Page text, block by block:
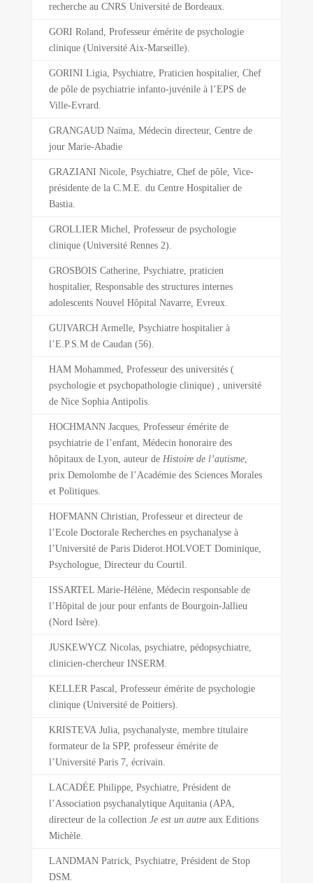
recherche au CNRS Université de Bordeaux.
GORI Roland, Professeur émérite de psychologie
clinique (Université Aix-Marseille).
GORINI Ligia, Psychiatre, Praticien hospitalier, Chef
de pôle de psychiatrie infanto-juvénile à l’EPS de
Ville-Evrard.
GRANGAUD Naïma, Médecin directeur, Centre de
jour Marie-Abadie
GRAZIANI Nicole, Psychiatre, Chef de pôle, Vice-
présidente de la C.M.E. du Centre Hospitalier de
Bastia.
GROLLIER Michel, Professeur de psychologie
clinique (Université Rennes 2).
GROSBOIS Catherine, Psychiatre, praticien
hospitalier, Responsable des structures internes
adolescents Nouvel Hôpital Navarre, Evreux.
GUIVARCH Armelle, Psychiatre hospitalier à
l’E.P.S.M de Caudan (56).
HAM Mohammed, Professeur des universités (
psychologie et psychopathologie clinique) , université
de Nice Sophia Antipolis.
HOCHMANN Jacques, Professeur émérite de
psychiatrie de l’enfant, Médecin honoraire des
hôpitaux de Lyon, auteur de Histoire de l’autisme,
prix Demolombe de l’Académie des Sciences Morales
et Politiques.
HOFMANN Christian, Professeur et directeur de
l’Ecole Doctorale Recherches en psychanalyse à
l’Université de Paris Diderot.HOLVOET Dominique,
Psychologue, Directeur du Courtil.
ISSARTEL Marie-Hélène, Médecin responsable de
l’Hôpital de jour pour enfants de Bourgoin-Jallieu
(Nord Isère).
JUSKEWYCZ Nicolas, psychiatre, pédopsychiatre,
clinicien-chercheur INSERM.
KELLER Pascal, Professeur émérite de psychologie
clinique (Université de Poitiers).
KRISTEVA Julia, psychanalyste, membre titulaire
formateur de la SPP, professeur émérite de
l’Université Paris 7, écrivain.
LACADÉE Philippe, Psychiatre, Président de
l’Association psychanalytique Aquitania (APA,
directeur de la collection Je est un autre aux Editions
Michèle.
LANDMAN Patrick, Psychiatre, Président de Stop
DSM.